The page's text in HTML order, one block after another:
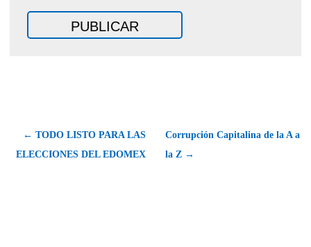
← TODO LISTO PARA LAS
ELECCIONES DEL EDOMEX
Corrupción Capitalina de la A a
la Z →